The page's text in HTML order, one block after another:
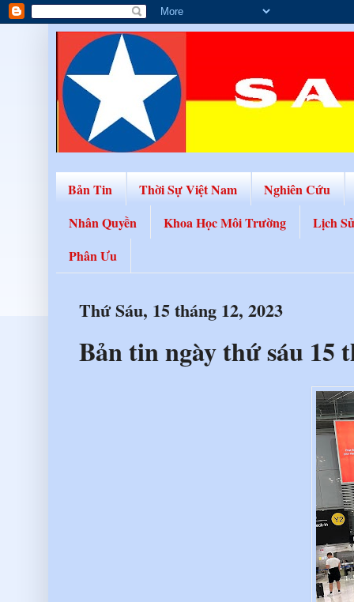
Bản Tin Thời Sự Việt Nam
Nghiên Cứu
Nhân Quyền
Khoa Học Môi Trường
Lịch
Phân Ưu
Thứ Sáu, 15 tháng 12, 2023
Bản tin ngày thứ sáu 15